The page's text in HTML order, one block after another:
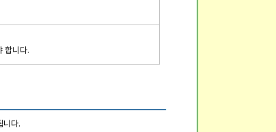
합니다.
니다.